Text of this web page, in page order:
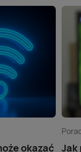
okazać Jak